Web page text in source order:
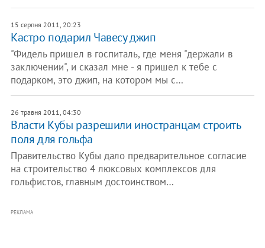
15 серпня 2011, 20:23
Кастро подарил Чавесу джип
"Фидель пришел в госпиталь, где меня "держали в
заключении", и сказал мне - я пришел к тебе с
подарком, это джип, на котором мы с…
26 травня 2011, 04:30
Власти Кубы разрешили иностранцам строить
поля для гольфа
Правительство Кубы дало предварительное согласие
на строительство 4 люксовых комплексов для
гольфистов, главным достоинством…
РЕКЛАМА